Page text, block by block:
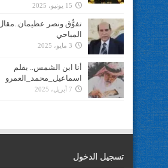
15 يونيو، 2025
تفوُّق ونصر
المياحي
3 مايو، 2025
أنا ابن الشمس.. بقلم
اسماعيل_محمد_العمرو
7 أبريل، 2025
تسجيل الدخول